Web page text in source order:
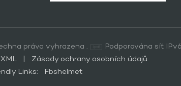
práva vyhrazena .
Podporována síť IPv6
XML
Zásady ochrany osobních údajů
Links:
Fbshelmet